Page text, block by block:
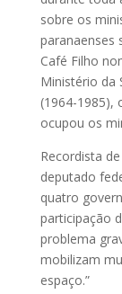
sobre os
paranaenses
Café Fi­­lho
Ministério da
(1964-1985),
ocupou os
Recordista
deputado
quatro
participação
problema
mobilizam
espaço.”